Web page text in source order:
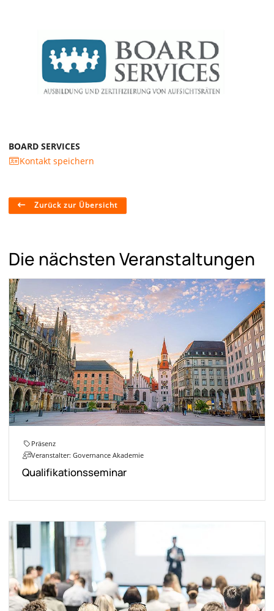
BOARD SERVICES
Kontakt speichern
Zurück zur Übersicht
Die nächsten Veranstaltungen
Präsenz
Veranstalter: Governance Akademie
Qualifikationsseminar